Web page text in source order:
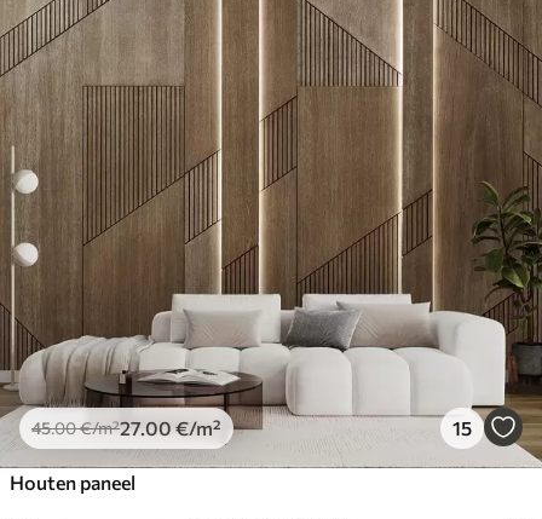
45.00€/m²27 .00 €/m² 15
Houten paneel